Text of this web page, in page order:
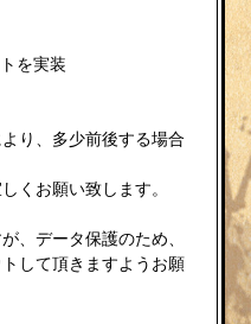
を実装
り、多少前後する場合
くお願い致します。
、データ保護のため、
して頂きますようお願